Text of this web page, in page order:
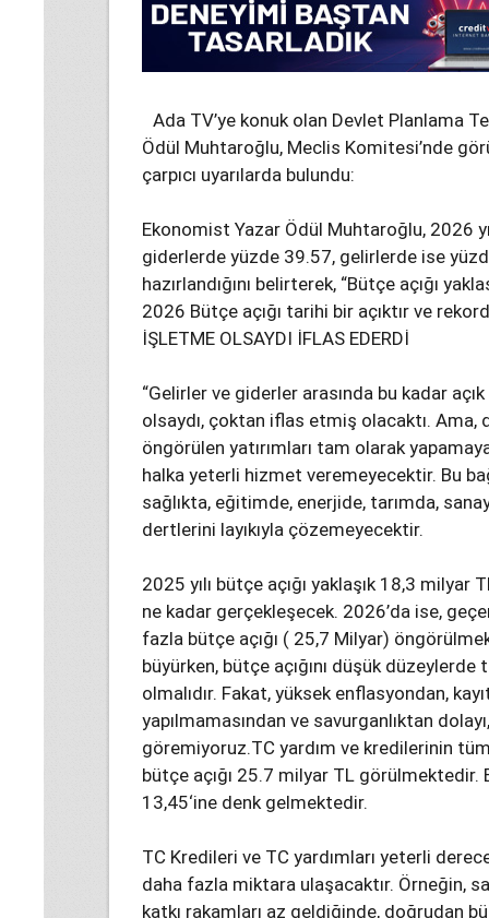
Ada TV’ye konuk olan Devlet Planlama
Ödül Muhtaroğlu, Meclis Komitesi’nde
çarpıcı uyarılarda bulundu:
Ekonomist Yazar Ödül Muhtaroğlu, 2026
giderlerde yüzde 39.57, gelirlerde ise
hazırlandığını belirterek, “Bütçe açığı
2026 Bütçe açığı tarihi bir açıktır ve
İŞLETME OLSAYDI İFLAS EDERDİ
“Gelirler ve giderler arasında bu kadar
olsaydı, çoktan iflas etmiş olacaktı.
öngörülen yatırımları tam olarak
halka yeterli hizmet veremeyecektir. Bu
sağlıkta, eğitimde, enerjide, tarımda,
dertlerini layıkıyla çözemeyecektir.
2025 yılı bütçe açığı yaklaşık 18,3 milyar
ne kadar gerçekleşecek. 2026’da ise,
fazla bütçe açığı ( 25,7 Milyar)
büyürken, bütçe açığını düşük
olmalıdır. Fakat, yüksek enflasyondan,
yapılmamasından ve savurganlıktan
göremiyoruz.TC yardım ve kredilerinin
bütçe açığı 25.7 milyar TL görülmektedir.
13,45‘ine denk gelmektedir.
TC Kredileri ve TC yardımları yeterli
daha fazla miktara ulaşacaktır. Örneğin,
katkı rakamları az geldiğinde, doğrudan